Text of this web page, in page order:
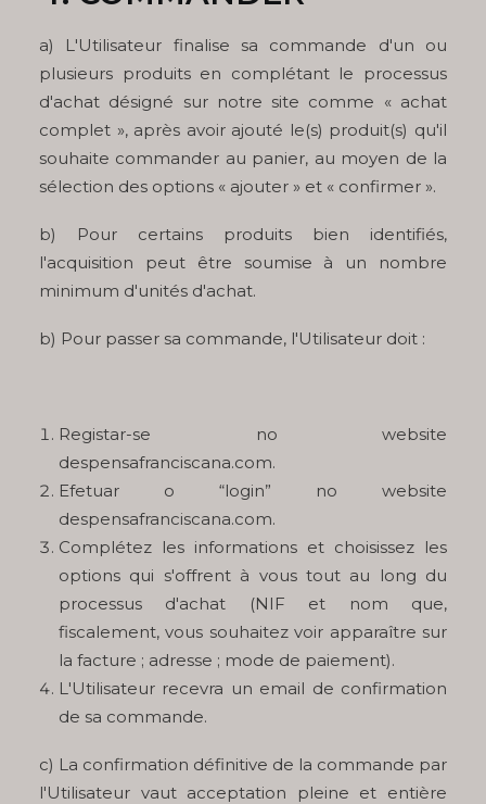
a) L'Utilisateur finalise sa commande d'un ou
plusieurs produits en complétant le processus
d'achat désigné sur notre site comme « achat
complet », après avoir ajouté le(s) produit(s) qu'il
souhaite commander au panier, au moyen de la
sélection des options « ajouter » et « confirmer ».
b) Pour certains produits bien identifiés,
l'acquisition peut être soumise à un nombre
minimum d'unités d'achat.
b) Pour passer sa commande, l'Utilisateur doit :
Registar-se no website
despensafranciscana.com.
Efetuar o “login” no website
despensafranciscana.com.
Complétez les informations et choisissez les
options qui s'offrent à vous tout au long du
processus d'achat (NIF et nom que,
fiscalement, vous souhaitez voir apparaître sur
la facture ; adresse ; mode de paiement).
L'Utilisateur recevra un email de confirmation
de sa commande.
c) La confirmation définitive de la commande par
l'Utilisateur vaut acceptation pleine et entière